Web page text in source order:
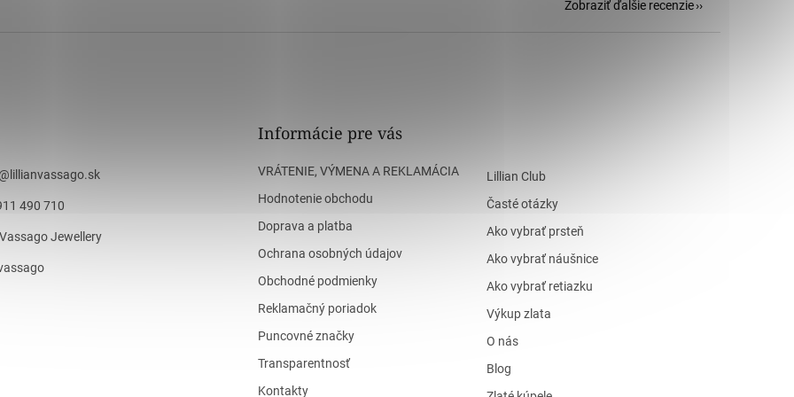
Zobraziť ďalšie recenzie
@ lillianvassago.sk
490 710
Jewellery
Informácie pre vás
VRÁTENIE, VÝMENA A REKLAMÁCIA
Hodnotenie obchodu
Doprava a platba
Ochrana osobných údajov
Obchodné podmienky
Reklamačný poriadok
Puncovné značky
Transparentnosť
Kontakty
Lillian Club
Časté otázky
Ako vybrať prsteň
Ako vybrať náušnice
Ako vybrať retiazku
Výkup zlata
O nás
Blog